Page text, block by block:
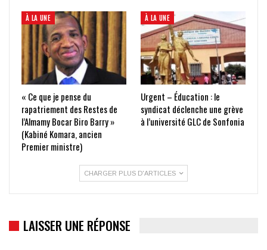
À LA UNE
« Ce que je pense du
rapatriement des Restes de
l’Almamy Bocar Biro Barry »
(Kabiné Komara, ancien
Premier ministre)
À LA UNE
Urgent – Éducation : le
syndicat déclenche une grève
à l’université GLC de Sonfonia
CHARGER PLUS D'ARTICLES
LAISSER UNE RÉPONSE